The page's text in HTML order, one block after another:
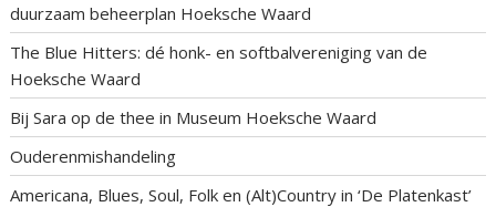
duurzaam beheerplan Hoeksche Waard
The Blue Hitters: dé honk- en softbalvereniging van de
Hoeksche Waard
Bij Sara op de thee in Museum Hoeksche Waard
Ouderenmishandeling
Americana, Blues, Soul, Folk en (Alt)Country in ‘De Platenkast’